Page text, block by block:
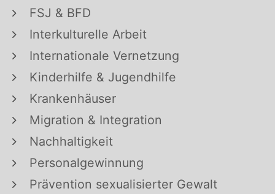
FSJ & BFD
Interkulturelle Arbeit
Internationale Vernetzung
Kinderhilfe & Jugendhilfe
Krankenhäuser
Migration & Integration
Nachhaltigkeit
Personalgewinnung
Prävention sexualisierter Gewalt